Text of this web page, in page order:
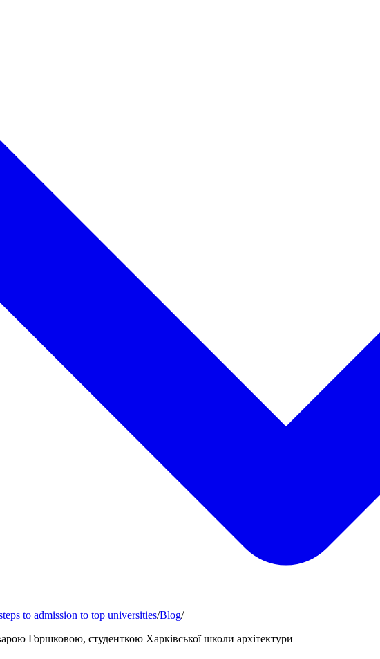
to admission to top universities/Blog/
Горшковою, студенткою Харківської школи архітектури